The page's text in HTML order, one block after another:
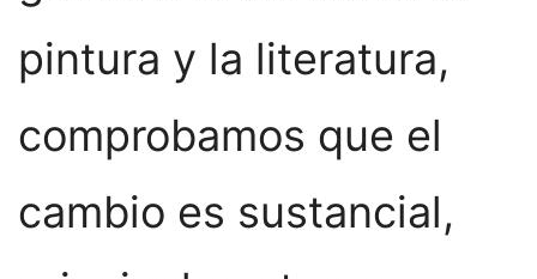
pintura y la literatura,
comprobamos que el
cambio es sustancial,